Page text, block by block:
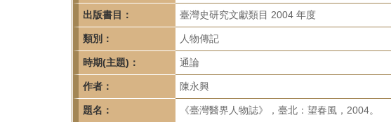
所-
首
頁
出版書目： 臺灣史研究文獻類目 2004 年度
類別： 人物傳記
時期(主題)： 通論
作者： 陳永興
題名： 《臺灣醫界人物誌》，臺北：望春風，2004。